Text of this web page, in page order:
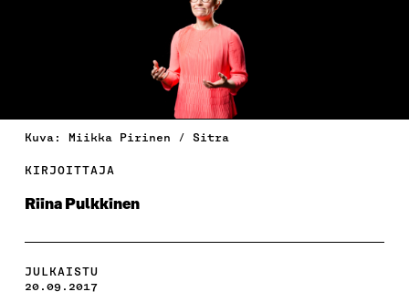
Kuva: Miikka Pirinen / Sitra
KIRJOITTAJA
Riina Pulkkinen
JULKAISTU
20.09.2017